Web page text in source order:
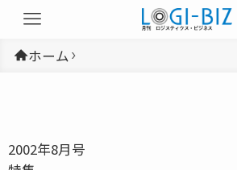
ホーム
2002年8月号